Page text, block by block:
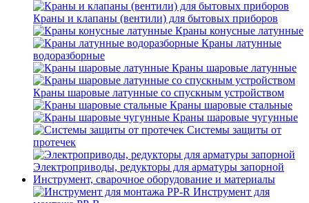
Краны и клапаны (вентили) для бытовых приборов
Краны конусные латунные
Краны латунные
водоразборные
Краны шаровые латунные
Краны шаровые латунные со спускным устройством
Краны шаровые стальные
Краны шаровые чугунные
Системы защиты от
протечек
Электроприводы, редукторы для арматуры запорной
Инструмент, сварочное оборудование и материалы
Инструмент для